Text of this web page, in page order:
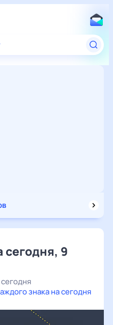
сегодня, 9
знака на сегодня